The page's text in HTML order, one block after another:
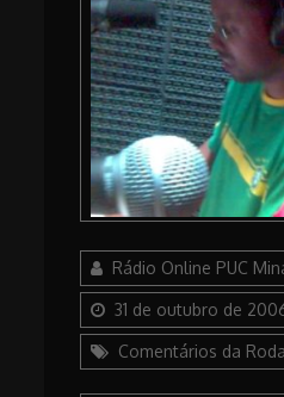
AuthorRádio Online PUC
31 de outubro de
Comentários da